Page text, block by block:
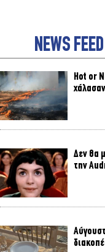
NEWS FEED
Hot or
Δεν θα
την